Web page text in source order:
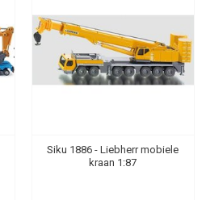
Siku 1886 - Liebherr mobiele
kraan 1:87